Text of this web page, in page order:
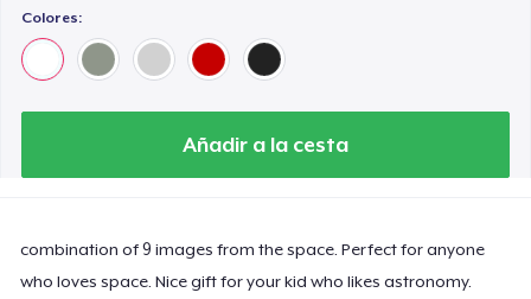
Colores:
Añadir a la cesta
combination of 9 images from the space. Perfect for anyone
who loves space. Nice gift for your kid who likes astronomy.